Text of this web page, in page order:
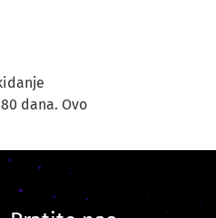
dana. Ovo